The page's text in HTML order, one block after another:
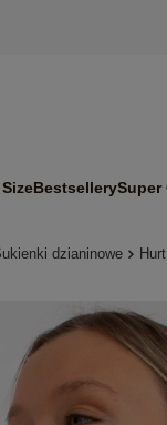
BestsellerySuper
dzianinowe